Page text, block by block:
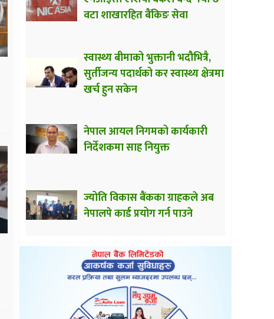
वटा शाखारहित बैंकिङ सेवा
स्वास्थ्य बीमाको भुक्तानी भदौभित्रै,
सुर्तीजन्य पदार्थको कर स्वास्थ्य क्षेत्रमा
खर्च हुन सकेन
नेपाल आयल निगमको कार्यकारी
निर्देशकमा साह नियुक्त
ज्योति विकास बैंकका ग्राहकले अब
नेपालपे कार्ड प्रयोग गर्न पाउने